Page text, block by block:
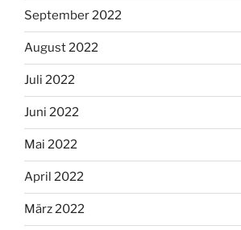
September 2022
August 2022
Juli 2022
Juni 2022
Mai 2022
April 2022
März 2022